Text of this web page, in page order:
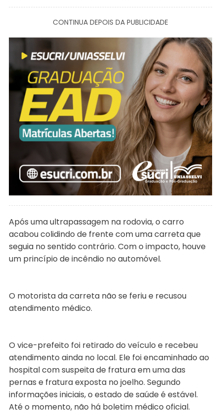
CONTINUA DEPOIS DA PUBLICIDADE
Após uma ultrapassagem na rodovia, o carro
acabou colidindo de frente com uma carreta que
seguia no sentido contrário. Com o impacto, houve
um princípio de incêndio no automóvel.
O motorista da carreta não se feriu e recusou
atendimento médico.
O vice-prefeito foi retirado do veículo e recebeu
atendimento ainda no local. Ele foi encaminhado ao
hospital com suspeita de fratura em uma das
pernas e fratura exposta no joelho. Segundo
informações iniciais, o estado de saúde é estável.
Até o momento, não há boletim médico oficial.